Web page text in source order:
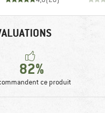
82%
ce produit